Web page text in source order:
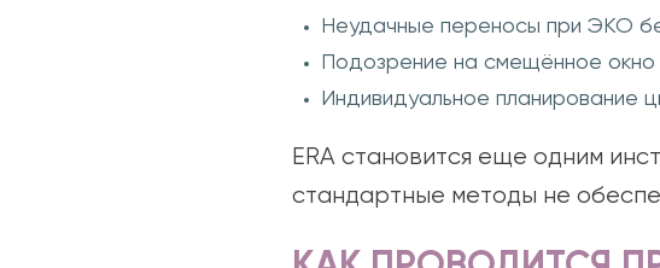
Неудачные переносы при ЭКО
Подозрение на смещённое окно
Индивидуальное планирование
ERA становится еще одним
стандартные методы не